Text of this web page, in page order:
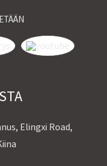
Elingxi Road,